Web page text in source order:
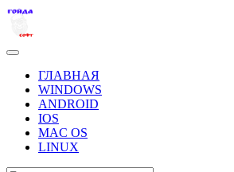
ГЛАВНАЯ
WINDOWS
ANDROID
IOS
MAC OS
LINUX